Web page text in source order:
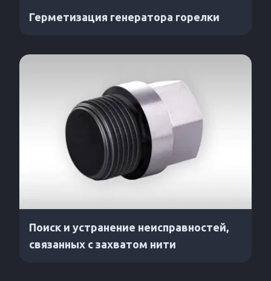
Герметизация генератора горелки
Поиск и устранение неисправностей,
связанных с захватом нити